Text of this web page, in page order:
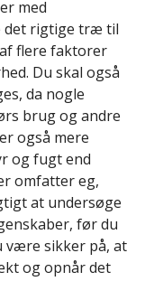
med
det rigtige træ til
flere faktorer
Du skal også
da nogle
brug og andre
også mere
og fugt end
omfatter eg,
at undersøge
før du
være sikker på, at
og opnår det